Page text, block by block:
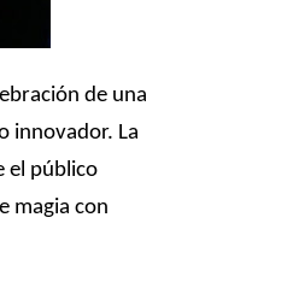
de una
innovador. La
el público
magia con